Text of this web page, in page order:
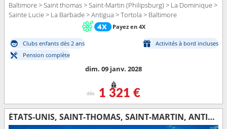
Baltimore > Saint thomas > Saint-Martin (Philipsburg) > La Dominique >
Sainte Lucie > La Barbade > Antigua > Tortola > Baltimore
Payez en 4X
Clubs enfants dès 2 ans
Activités à bord incluses
Pension complète
dim. 09 janv. 2028
dès 1 321 €
ÉTATS-UNIS, SAINT-THOMAS, SAINT-MARTIN, ANTIGUA-ET-BARBUDA, ARUBA, ÎLES TURQUES-ET-CAÏQUES